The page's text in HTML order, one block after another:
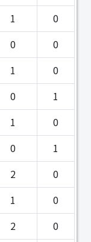
1 0
0 0
1 0
0 1
1 0
0 1
2 0
1 0
2 0